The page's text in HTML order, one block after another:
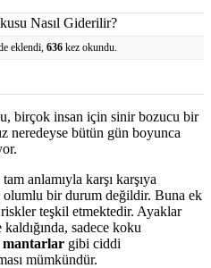
eklendi, 636 kez okundu.
birçok insan için sinir bozucu bir
neredeyse bütün gün boyunca
anlamıyla karşı karşıya
bir durum değildir. Buna ek
riskler teşkil etmektedir. Ayaklar
sadece koku
mantarlar gibi ciddi
mümkündür.